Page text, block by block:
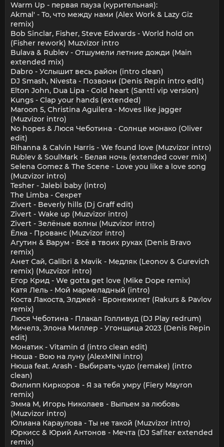
Warm Up - первая пауза (курительная):
Akmal' - То, что между нами (Alex Work & Lazy Giz
remix)
Bob Sinclar, Fisher, Steve Edwards - World hold on
(Fisher rework) Muzvizor intro
Bulava & Rublev - Отшумели летние дожди (Main
extended mix)
Dabro - Услышит весь район (intro clean)
DJ Smash, Nivesta - Позвони (Denis Repin intro edit)
Elton John, Dua Lipa - Cold heart (Santti vip version)
Kungs - Clap your hands (extended)
Maroon 5, Christina Aguilera - Moves like jagger
(Muzvizor intro)
No hopes & Люся Чеботина - Солнце монако (Oliver
edit)
Rihanna & Calvin Harris - We found love (Muzvizor intro)
Rublev & SoulMark - Белая ночь (extended cover mix)
Selena Gomez & The Scene - Love you like a love song
(Muzvizor intro)
Tesher - Jalebi baby (intro)
The Limba - Секрет
Zivert - Beverly hills (Dj Graff edit)
Zivert - Wake up (Muzvizor intro)
Zivert - Зелёные волны (Muzvizor intro)
Ёлка - Прованс (Muzvizor intro)
Агутин & Варум - Всё в твоих руках (Denis Bravo
remix)
Анет Сай, Galibri & Mavik - Медляк (Leonov & Gurevich
remix) (Muzvizor intro)
Егор Крид - We gotta get love (Mike Dope remix)
Катя Лель - Мой мармеладный (intro)
Коста Лакоста, Элджей - Бронежилет (Rakurs & Pavlov
remix)
Люся Чеботина - Плакал Голливуд (DJ Play redrum)
Мичелз, Элона Миллер - Угонщица 2023 (Denis Repin
edit)
Монатик - Vitamin d (intro clean edit)
Нюша - Вою на луну (AlexMINI intro)
Нюша feat. Arash - Выбирать чудо (remake) (intro
clean)
Филипп Киркоров - Я за тебя умру (Fiery Mayron
remix)
Эмма М, Игорь Николаев - Выпьем за любовь
(Muzvizor intro)
Юлиана Караулова - Ты не такой (Muzvizor intro)
Юркисс & Юрий Антонов - Мечта (DJ Safiter extended
remix)